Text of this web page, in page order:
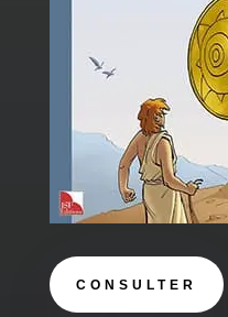
CONSULTER